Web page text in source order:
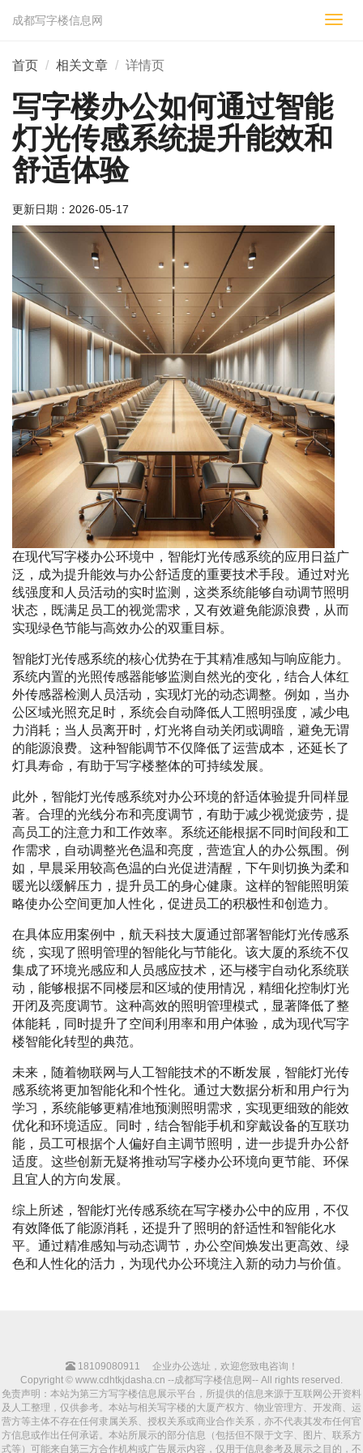
切
成都写字楼信息网
首页 相关文章 详情页
写字楼办公如何通过智能
灯光传感系统提升能效和
舒适体验
更新日期： 2026-05-17
在现代写字楼办公环境中，智能灯光传感系统的应用日益广
泛，成为提升能效与办公舒适度的重要技术手段。通过对光
线强度和人员活动的实时监测，这类系统能够自动调节照明
状态，既满足员工的视觉需求，又有效避免能源浪费，从而
实现绿色节能与高效办公的双重目标。
智能灯光传感系统的核心优势在于其精准感知与响应能力。
系统内置的光照传感器能够监测自然光的变化，结合人体红
外传感器检测人员活动，实现灯光的动态调整。例如，当办
公区域光照充足时，系统会自动降低人工照明强度，减少电
力消耗；当人员离开时，灯光将自动关闭或调暗，避免无谓
的能源浪费。这种智能调节不仅降低了运营成本，还延长了
灯具寿命，有助于写字楼整体的可持续发展。
此外，智能灯光传感系统对办公环境的舒适体验提升同样显
著。合理的光线分布和亮度调节，有助于减少视觉疲劳，提
高员工的注意力和工作效率。系统还能根据不同时间段和工
作需求，自动调整光色温和亮度，营造宜人的办公氛围。例
如，早晨采用较高色温的白光促进清醒，下午则切换为柔和
暖光以缓解压力，提升员工的身心健康。这样的智能照明策
略使办公空间更加人性化，促进员工的积极性和创造力。
在具体应用案例中，航天科技大厦通过部署智能灯光传感系
统，实现了照明管理的智能化与节能化。该大厦的系统不仅
集成了环境光感应和人员感应技术，还与楼宇自动化系统联
动，能够根据不同楼层和区域的使用情况，精细化控制灯光
开闭及亮度调节。这种高效的照明管理模式，显著降低了整
体能耗，同时提升了空间利用率和用户体验，成为现代写字
楼智能化转型的典范。
未来，随着物联网与人工智能技术的不断发展，智能灯光传
感系统将更加智能化和个性化。通过大数据分析和用户行为
学习，系统能够更精准地预测照明需求，实现更细致的能效
优化和环境适应。同时，结合智能手机和穿戴设备的互联功
能，员工可根据个人偏好自主调节照明，进一步提升办公舒
适度。这些创新无疑将推动写字楼办公环境向更节能、环保
且宜人的方向发展。
综上所述，智能灯光传感系统在写字楼办公中的应用，不仅
有效降低了能源消耗，还提升了照明的舒适性和智能化水
平。通过精准感知与动态调节，办公空间焕发出更高效、绿
色和人性化的活力，为现代办公环境注入新的动力与价值。
18109080911
企业办公选址，欢迎您致电咨询！
Copyright © www.cdhtkjdasha.cn --成都写字楼信息网-- All rights reserved.
免责声明：本站为第三方写字楼信息展示平台，所提供的信息来源于互联网公开资料
及人工整理，仅供参考。本站与相关写字楼的大厦产权方、物业管理方、开发商、运
营方等主体不存在任何隶属关系、授权关系或商业合作关系，亦不代表其发布任何官
方信息或作出任何承诺。本站所展示的部分信息（包括但不限于文字、图片、联系方
式等）可能来自第三方合作机构或广告展示内容，仅用于信息参考及展示之目的，不